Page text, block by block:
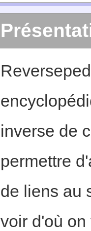
inverse de
permettre
de liens au
voir d'où